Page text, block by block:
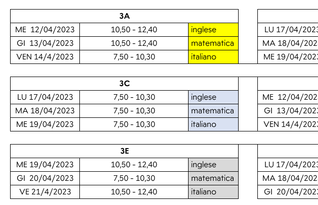
3A
ME 12/04/2023
10,50 - 12,40 inglese LU 17/04/
GI 13/04/2023
10,50 - 12,40 matematica MA 18/04/
VEN 14/4/2023
7,50 - 10,30 italiano ME 19/04/
3C
LU 17/04/2023
7,50 - 10,30 inglese ME 12/04/
MA 18/04/2023
7,50 - 10,30 matematica GI 13/04/
ME 19/04/2023
7,50 - 10,30 italiano VEN 14/4/
3E
ME 19/04/2023
10,50 - 12,40 inglese LU 17/04/
GI 20/04/2023
7,50 - 10,30 matematica MA 18/04/
VE 21/4/2023
10,50 - 12,40 italiano GI 20/04/